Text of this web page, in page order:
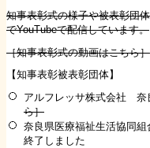
知事表彰式の様子や被表彰団
でYouTubeで配信しています。
［知事表彰式の動画はこちら］
【知事表彰被表彰団体】
アルフレッサ株式会社 奈
ら］
奈良県医療福祉生活協同組
終了しました